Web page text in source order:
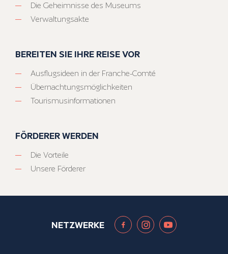
Die Geheimnisse des Museums
Verwaltungsakte
BEREITEN SIE IHRE REISE VOR
Ausflugsideen in der Franche-Comté
Übernachtungsmöglichkeiten
Tourismusinformationen
FÖRDERER WERDEN
Die Vorteile
Unsere Förderer
NETZWERKE